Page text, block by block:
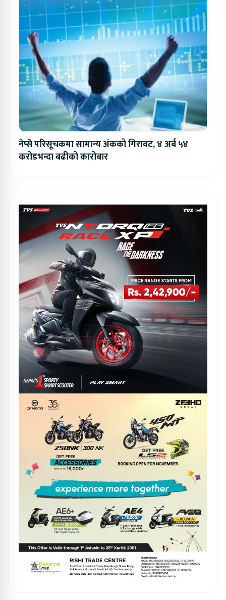
नेप्से परिसूचकमा सामान्य अंकको गिरावट, ४ अर्ब ५४
करोडभन्दा बढीको कारोबार